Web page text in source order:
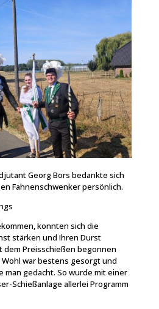
Georg Bors bedankte sich
Fahnenschwenker persönlich.
konnten sich die
stärken und Ihren Durst
dem Preisschießen begonnen
war bestens gesorgt und
man gedacht. So wurde mit einer
Schießanlage allerlei Programm